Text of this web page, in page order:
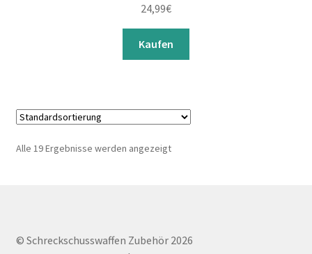
24,99€
Kaufen
Alle 19 Ergebnisse werden angezeigt
© Schreckschusswaffen Zubehör 2026